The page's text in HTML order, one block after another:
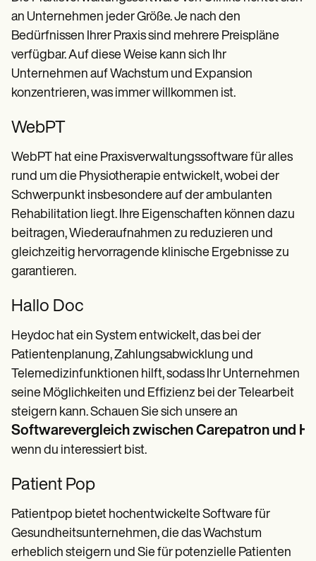
an Unternehmen jeder Größe. Je nach den
Bedürfnissen Ihrer Praxis sind mehrere Preispläne
verfügbar. Auf diese Weise kann sich Ihr
Unternehmen auf Wachstum und Expansion
konzentrieren, was immer willkommen ist.
WebPT
WebPT hat eine Praxisverwaltungssoftware für alles
rund um die Physiotherapie entwickelt, wobei der
Schwerpunkt insbesondere auf der ambulanten
Rehabilitation liegt. Ihre Eigenschaften können dazu
beitragen, Wiederaufnahmen zu reduzieren und
gleichzeitig hervorragende klinische Ergebnisse zu
garantieren.
Hallo Doc
Heydoc hat ein System entwickelt, das bei der
Patientenplanung, Zahlungsabwicklung und
Telemedizinfunktionen hilft, sodass Ihr Unternehmen
seine Möglichkeiten und Effizienz bei der Telearbeit
steigern kann. Schauen Sie sich unsere an
Softwarevergleich zwischen Carepatron und
wenn du interessiert bist.
Patient Pop
Patientpop bietet hochentwickelte Software für
Gesundheitsunternehmen, die das Wachstum
erheblich steigern und Sie für potenzielle Patienten